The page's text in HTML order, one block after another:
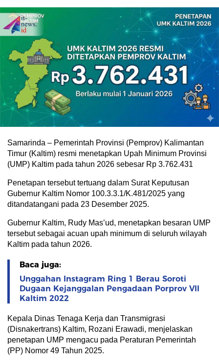
Samarinda – Pemerintah Provinsi (Pemprov) Kalimantan
Timur (Kaltim) resmi menetapkan Upah Minimum Provinsi
(UMP) Kaltim pada tahun 2026 sebesar Rp 3.762.431
Penetapan tersebut tertuang dalam Surat Keputusan
Gubernur Kaltim Nomor 100.3.3.1/K.481/2025 yang
ditandatangani pada 23 Desember 2025.
Gubernur Kaltim, Rudy Mas’ud, menetapkan besaran UMP
tersebut sebagai acuan upah minimum di seluruh wilayah
Kaltim pada tahun 2026.
Baca juga:
Unggahan Instagram Ring 1 Berau Soroti
Dugaan Kejanggalan Pengadaan Porprov VII
Kaltim 2022
Kepala Dinas Tenaga Kerja dan Transmigrasi
(Disnakertrans) Kaltim, Rozani Erawadi, menjelaskan
penetapan UMP mengacu pada Peraturan Pemerintah
(PP) Nomor 49 Tahun 2025.